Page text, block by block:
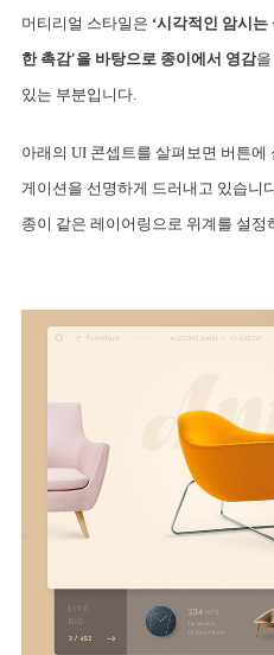
머티리얼 스타일은 ‘시각적인 암시
한 촉감'을 바탕으로 종이에서 영감
있는 부분입니다.
아래의 UI 콘셉트를 살펴보면 버튼에
게이션을 선명하게 드러내고 있습니
종이 같은 레이어링으로 위계를 설정